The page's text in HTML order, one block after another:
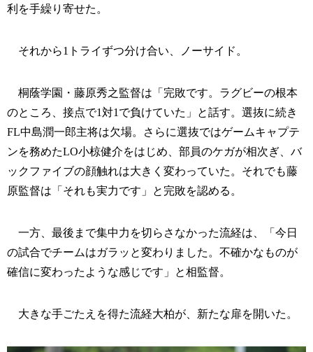
利を手繰り寄せた。
それから1トライずつ分け合い、ノーサイド。
桐蔭学園・藤原秀之監督は「完敗です。ラグビーの根本
のところ、接点で1対1で負けていた」と話す。選抜に続き
FL中島潤一郎主将は欠場。さらに選抜ではゲームキャプテ
ンを務めたLO小椋健介をはじめ、部員のケガが相次ぎ、バ
ックファイブの顔触れは大きく変わっていた。それでも藤
原監督は「それも実力です」と完敗を認める。
一方、最後まで集中力を切らさなかった流経は、「今日
の試合でチームはガラッと変わりました。不確かなものが
確信に変わったような感じです」と相監督。
大きな手ごたえを得た流経大柏が、新たな扉を開いた。